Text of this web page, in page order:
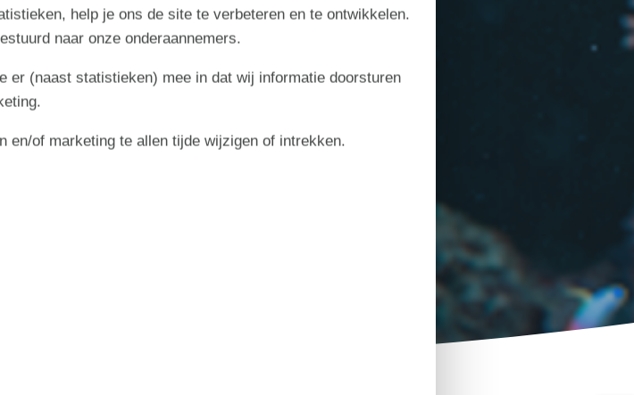
help je ons de site te verbeteren en te ontwikkelen.
naar onze onderaannemers.
(naast statistieken) mee in dat wij informatie doorsturen
of marketing te allen tijde wijzigen of intrekken.